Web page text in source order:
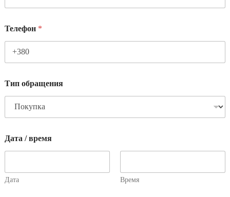
Телефон *
Тип обращения
Дата / время
Дата Время